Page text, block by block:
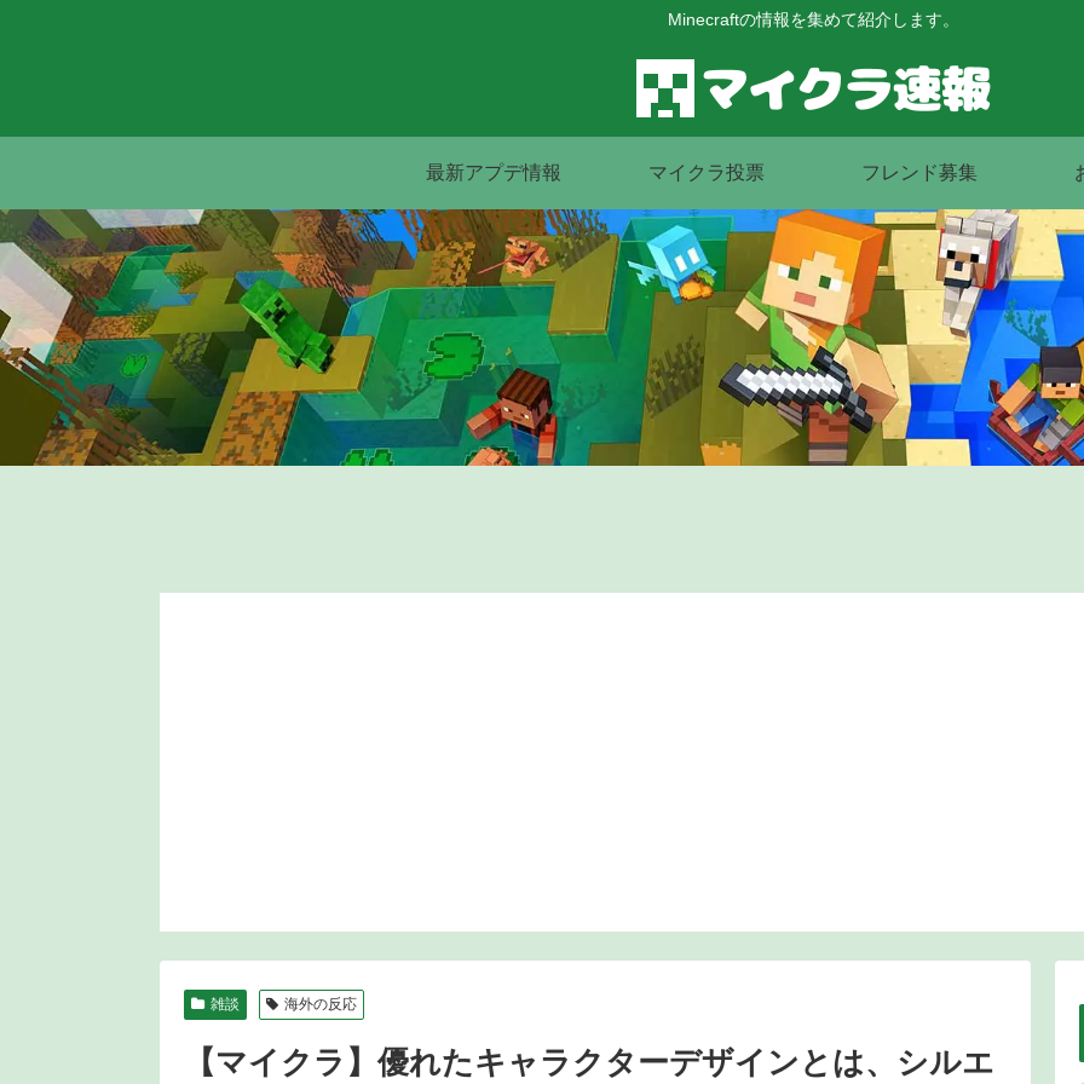
Minecraftの情報を集めて紹介します。
最新アプデ情報 マイクラ投票 フレンド募集
雑談 海外の反応
【マイクラ】優れたキャラクターデザインとは、シルエ